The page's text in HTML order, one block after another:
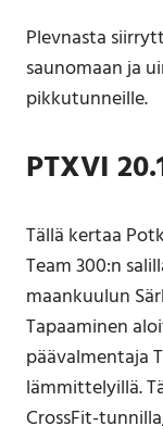
Plevnasta
saunomaan ja
pikkutunneille.
PTXVI
Tällä kertaa
Team 300:n
maankuulun
Tapaaminen
päävalmentaja
lämmittelyillä.
CrossFit-